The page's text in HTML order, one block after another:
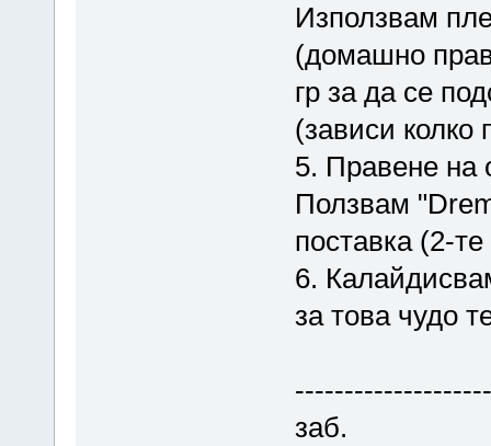
Използвам
(домашно
гр за да се
(зависи колко
5. Правене на
Ползвам
поставка (2-
6.
за това чудо
заб.